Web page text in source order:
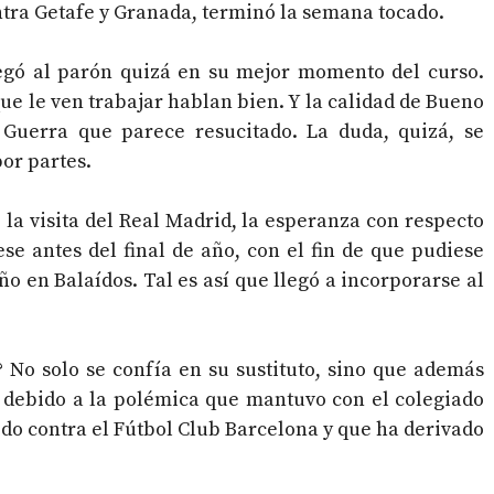
Getafe y Granada, terminó la semana tocado.
al parón quizá en su mejor momento del curso.
le ven trabajar hablan bien. Y la calidad de Bueno
que parece resucitado. La duda, quizá, se
partes.
la visita del Real Madrid, la esperanza con respecto
antes del final de año, con el fin de que pudiese
en Balaídos. Tal es así que llegó a incorporarse al
solo se confía en su sustituto, sino que además
a la polémica que mantuvo con el colegiado
contra el Fútbol Club Barcelona y que ha derivado